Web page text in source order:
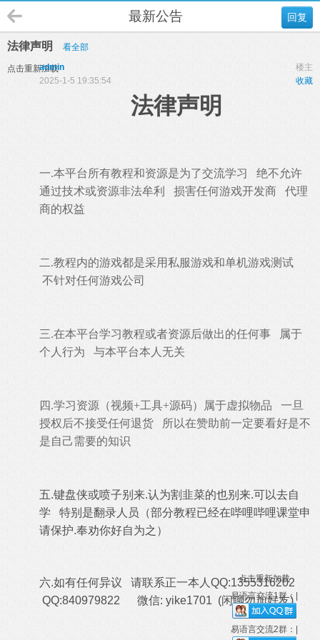
回复
最新公告
法律声明 看全部
点击重新加载 楼主
admin
收藏
2025-1-5 19:35:54
法律声明
一.本平台所有教程和资源是为了交流学习 绝不允许
通过技术或资源非法牟利 损害任何游戏开发商 代理
商的权益
二.教程内的游戏都是采用私服游戏和单机游戏测试
不针对任何游戏公司
三.在本平台学习教程或者资源后做出的任何事 属于
个人行为 与本平台本人无关
四.学习资源（视频+工具+源码）属于虚拟物品 一旦
授权后不接受任何退货 所以在赞助前一定要看好是不
是自己需要的知识
五.键盘侠或喷子别来.认为割韭菜的也别来.可以去自
学 特别是翻录人员（部分教程已经在哔哩哔哩课堂申
请保护.奉劝你好自为之）
六.如有任何异议 请联系正一本人QQ:1355316202
QQ:840979822 微信: yike1701 (闲聊勿加好友)
点击重新加载
易语言交流1群：|
易语言交流2群：|